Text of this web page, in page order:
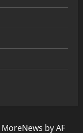
MoreNews by AF